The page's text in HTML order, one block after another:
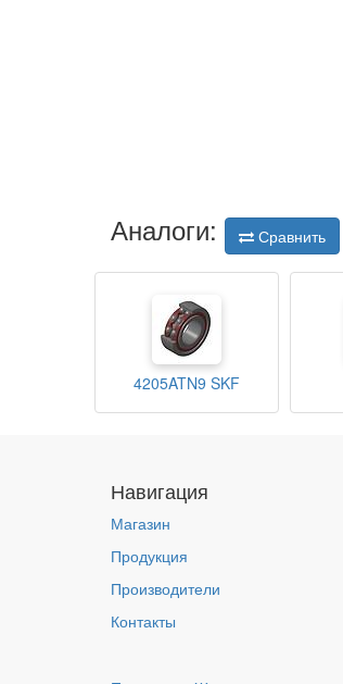
Аналоги: Сравнить
4205ATN9 SKF
Навигация
Магазин
Продукция
Производители
Контакты